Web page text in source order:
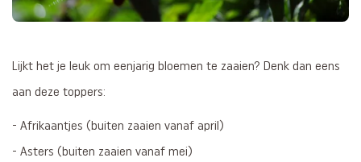
Lijkt het je leuk om eenjarig bloemen te zaaien? Denk dan eens
aan deze toppers:
- Afrikaantjes (buiten zaaien vanaf april)
- Asters (buiten zaaien vanaf mei)